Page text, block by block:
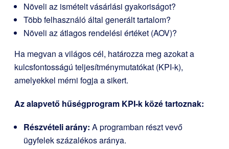
Növeli az ismételt vásárlási gyakoriságot?
Több felhasználó által generált tartalom?
Növeli az átlagos rendelési értéket (AOV)?
Ha megvan a világos cél, határozza meg azokat a
kulcsfontosságú teljesítménymutatókat (KPI-k),
amelyekkel mérni fogja a sikert.
Az alapvető hűségprogram KPI-k közé tartoznak:
Részvételi arány: A programban részt vevő
ügyfelek százalékos aránya.